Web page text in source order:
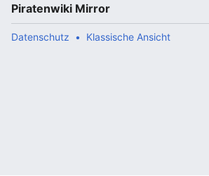
Piratenwiki Mirror
Datenschutz Klassische Ansicht